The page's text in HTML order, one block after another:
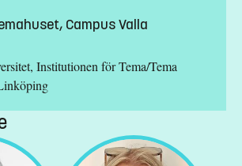
Campus Valla
Institutionen för Tema/Tema